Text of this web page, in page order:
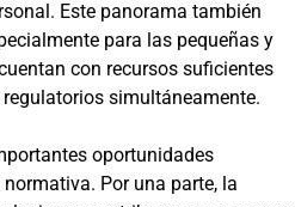
Este panorama también
para las pequeñas y
con recursos suficientes
simultáneamente.
oportunidades
Por una parte, la